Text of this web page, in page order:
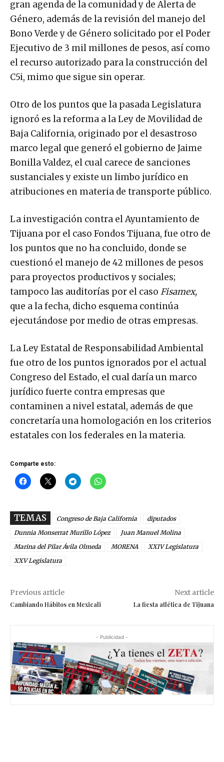
gran agenda de la comunidad y de Alerta de
Género, además de la revisión del manejo del
Bono Verde y de Género solicitado por el Poder
Ejecutivo de 3 mil millones de pesos, así como
el recurso autorizado para la construcción del
C5i, mimo que sigue sin operar.
Otro de los puntos que la pasada Legislatura
ignoró es la reforma a la Ley de Movilidad de
Baja California, originado por el desastroso
marco legal que generó el gobierno de Jaime
Bonilla Valdez, el cual carece de sanciones
sustanciales y existe un limbo jurídico en
atribuciones en materia de transporte público.
La investigación contra el Ayuntamiento de
Tijuana por el caso Fondos Tijuana, fue otro de
los puntos que no ha concluido, donde se
cuestionó el manejo de 42 millones de pesos
para proyectos productivos y sociales;
tampoco las auditorías por el caso Fisamex,
que a la fecha, dicho esquema continúa
ejecutándose por medio de otras empresas.
La Ley Estatal de Responsabilidad Ambiental
fue otro de los puntos ignorados por el actual
Congreso del Estado, el cual daría un marco
jurídico fuerte contra empresas que
contaminen a nivel estatal, además de que
concretaría una homologación en los criterios
estatales con los federales en la materia.
Comparte esto:
TEMAS Congreso de Baja California
diputados
Dunnia Monserrat Murillo López
Juan Manuel Molina
Marina del Pilar Ávila Olmeda
MORENA
XXIV Legislatura
XXV Legislatura
Previous article
Cambiando Hábitos en Mexicali
Next article
La fiesta atlética de Tijuana
- Publicidad -